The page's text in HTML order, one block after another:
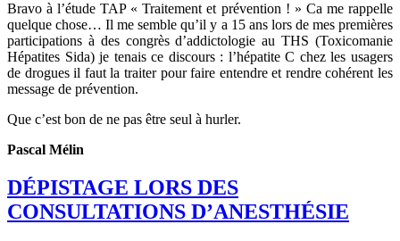
Bravo à l’étude TAP « Traitement et prévention ! » Ca me rappelle
quelque chose… Il me semble qu’il y a 15 ans lors de mes premières
participations à des congrès d’addictologie au THS (Toxicomanie
Hépatites Sida) je tenais ce discours : l’hépatite C chez les usagers
de drogues il faut la traiter pour faire entendre et rendre cohérent les
message de prévention.
Que c’est bon de ne pas être seul à hurler.
Pascal Mélin
DÉPISTAGE LORS DES
CONSULTATIONS D’ANESTHÉSIE